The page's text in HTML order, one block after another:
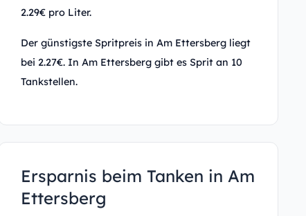
2.29€ pro Liter.
Der günstigste Spritpreis in Am Ettersberg liegt
bei 2.27€. In Am Ettersberg gibt es Sprit an 10
Tankstellen.
Ersparnis beim Tanken in Am
Ettersberg